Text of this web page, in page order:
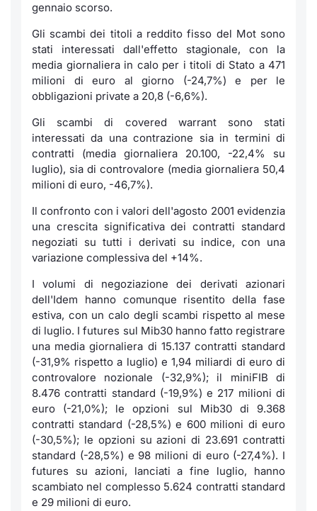
gennaio scorso.
Gli scambi dei titoli a reddito fisso del Mot sono
stati interessati dall'effetto stagionale, con la
media giornaliera in calo per i titoli di Stato a 471
milioni di euro al giorno (-24,7%) e per le
obbligazioni private a 20,8 (-6,6%).
Gli scambi di covered warrant sono stati
interessati da una contrazione sia in termini di
contratti (media giornaliera 20.100, -22,4% su
luglio), sia di controvalore (media giornaliera 50,4
milioni di euro, -46,7%).
Il confronto con i valori dell'agosto 2001 evidenzia
una crescita significativa dei contratti standard
negoziati su tutti i derivati su indice, con una
variazione complessiva del +14%.
I volumi di negoziazione dei derivati azionari
dell'Idem hanno comunque risentito della fase
estiva, con un calo degli scambi rispetto al mese
di luglio. I futures sul Mib30 hanno fatto registrare
una media giornaliera di 15.137 contratti standard
(-31,9% rispetto a luglio) e 1,94 miliardi di euro di
controvalore nozionale (-32,9%); il miniFIB di
8.476 contratti standard (-19,9%) e 217 milioni di
euro (-21,0%); le opzioni sul Mib30 di 9.368
contratti standard (-28,5%) e 600 milioni di euro
(-30,5%); le opzioni su azioni di 23.691 contratti
standard (-28,5%) e 98 milioni di euro (-27,4%). I
futures su azioni, lanciati a fine luglio, hanno
scambiato nel complesso 5.624 contratti standard
e 29 milioni di euro.